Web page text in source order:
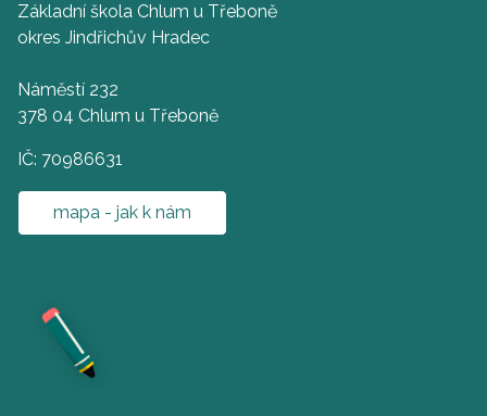
Základní škola Chlum u Třeboně
okres Jindřichův Hradec
Náměstí 232
378 04 Chlum u Třeboně
IČ: 70986631
mapa - jak k nám